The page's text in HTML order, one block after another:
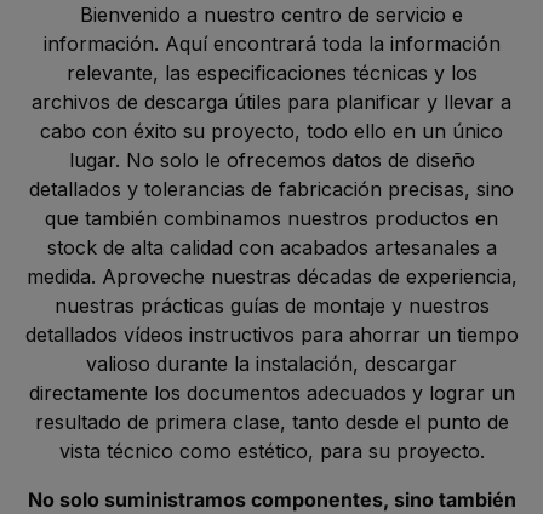
Bienvenido a nuestro centro de servicio e
información. Aquí encontrará toda la información
relevante, las especificaciones técnicas y los
archivos de descarga útiles para planificar y llevar a
cabo con éxito su proyecto, todo ello en un único
lugar. No solo le ofrecemos datos de diseño
detallados y tolerancias de fabricación precisas, sino
que también combinamos nuestros productos en
stock de alta calidad con acabados artesanales a
medida. Aproveche nuestras décadas de experiencia,
nuestras prácticas guías de montaje y nuestros
detallados vídeos instructivos para ahorrar un tiempo
valioso durante la instalación, descargar
directamente los documentos adecuados y lograr un
resultado de primera clase, tanto desde el punto de
vista técnico como estético, para su proyecto.
No solo suministramos componentes, sino también